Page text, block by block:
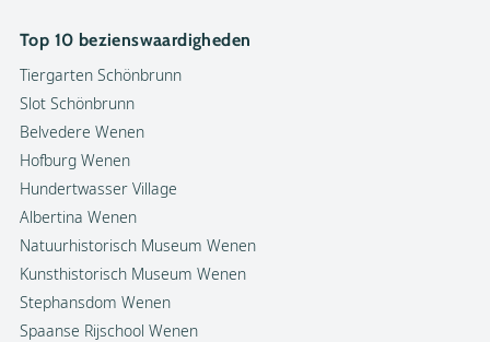
Top 10 bezienswaardigheden
Tiergarten Schönbrunn
Slot Schönbrunn
Belvedere Wenen
Hofburg Wenen
Hundertwasser Village
Albertina Wenen
Natuurhistorisch Museum Wenen
Kunsthistorisch Museum Wenen
Stephansdom Wenen
Spaanse Rijschool Wenen